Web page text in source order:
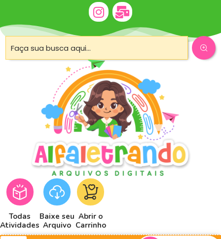
Todas
Atividades
Baixe seu
Arquivo
Abrir o
Carrinho